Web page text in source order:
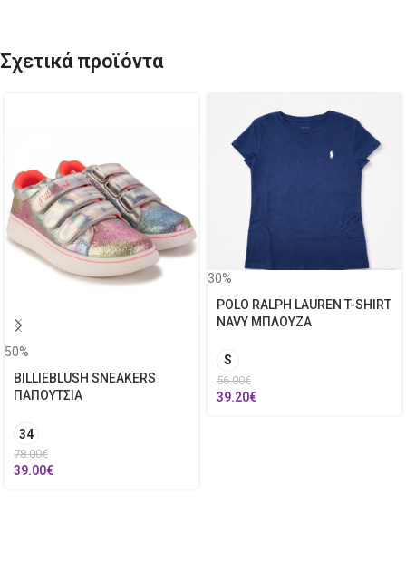
Σχετικά προϊόντα
50%
BILLIEBLUSH SNEAKERS
ΠΑΠΟΥΤΣΙΑ
34
78.00€
39.00€
30%
POLO RALPH LAUREN T-SHIRT
NAVY ΜΠΛΟΥΖΑ
S
56.00€
39.20€